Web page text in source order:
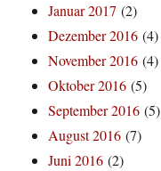
Januar 2017 (2)
Dezember 2016 (4)
November 2016 (4)
Oktober 2016 (5)
September 2016 (5)
August 2016 (7)
Juni 2016 (2)